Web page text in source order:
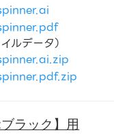
ルデータ）
ラック】用